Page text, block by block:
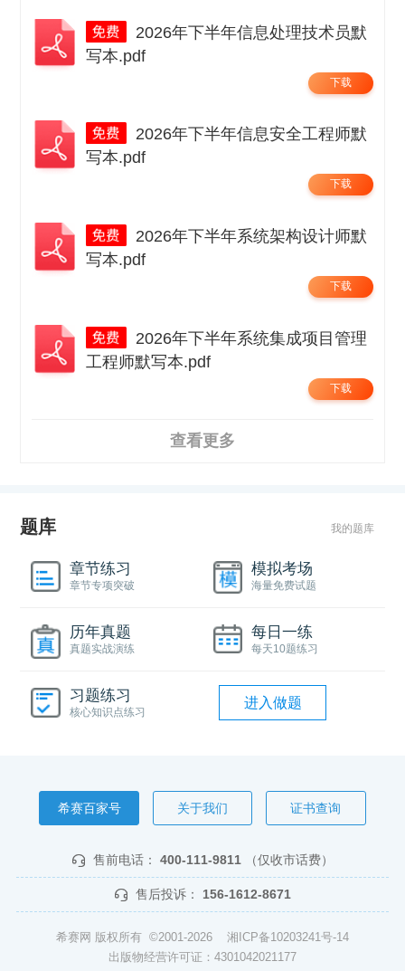
写本.pdf
下载
写本.pdf
下载
写本.pdf
下载
工程师默写本.pdf
下载
查看更多
题库 我的题库
章节练习
章节专项突破
模拟考场
海量免费试题
历年真题
真题实战演练
每日一练
每天10题练习
习题练习
核心知识点练习
进入做题
希赛百家号 关于我们 证书查询
售前电话： 400-111-9811 （仅收市话费）
售后投诉： 156-1612-8671
希赛网 版权所有 ©2001-2026 湘ICP备10203241号-14
出版物经营许可证：4301042021177